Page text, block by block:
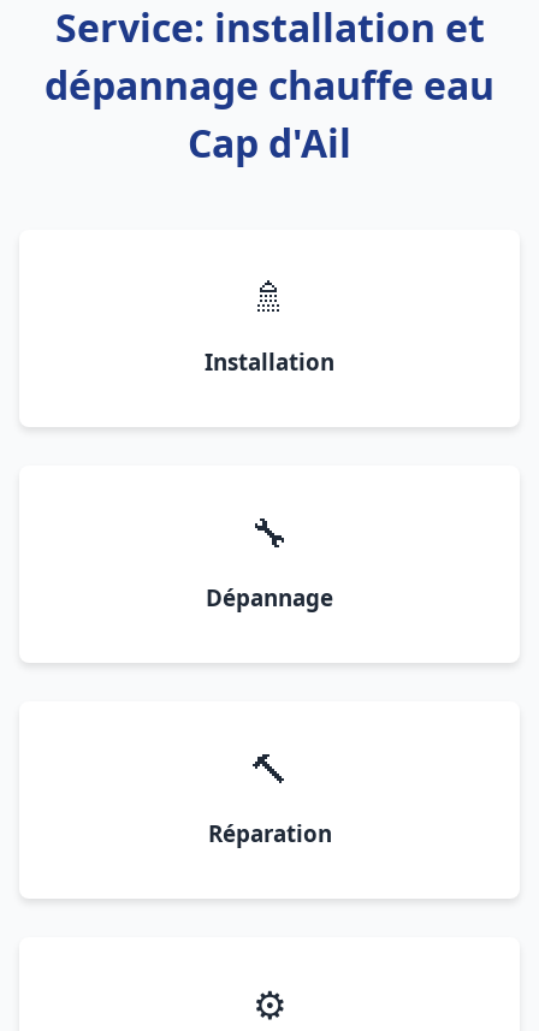
Service: installation et
dépannage chauffe eau
Cap d'Ail
🚿
Installation
🔧
Dépannage
🔨
Réparation
⚙️